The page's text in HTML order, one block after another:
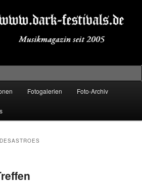
Fotogalerien Foto-Archiv
DESASTROES